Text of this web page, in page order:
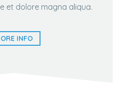
et dolore magna aliqua.
INFO